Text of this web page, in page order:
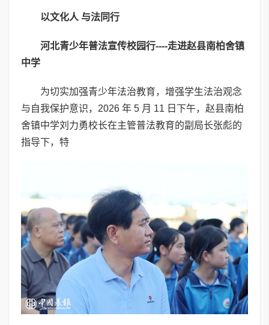
以文化人 与法同行
河北青少年普法宣传校园行----走进赵县南柏舍镇
中学
为切实加强青少年法治教育，增强学生法治观念
与自我保护意识，2026 年 5 月 11 日下午，赵县南柏
舍镇中学刘力勇校长在主管普法教育的副局长张彪的
指导下，特